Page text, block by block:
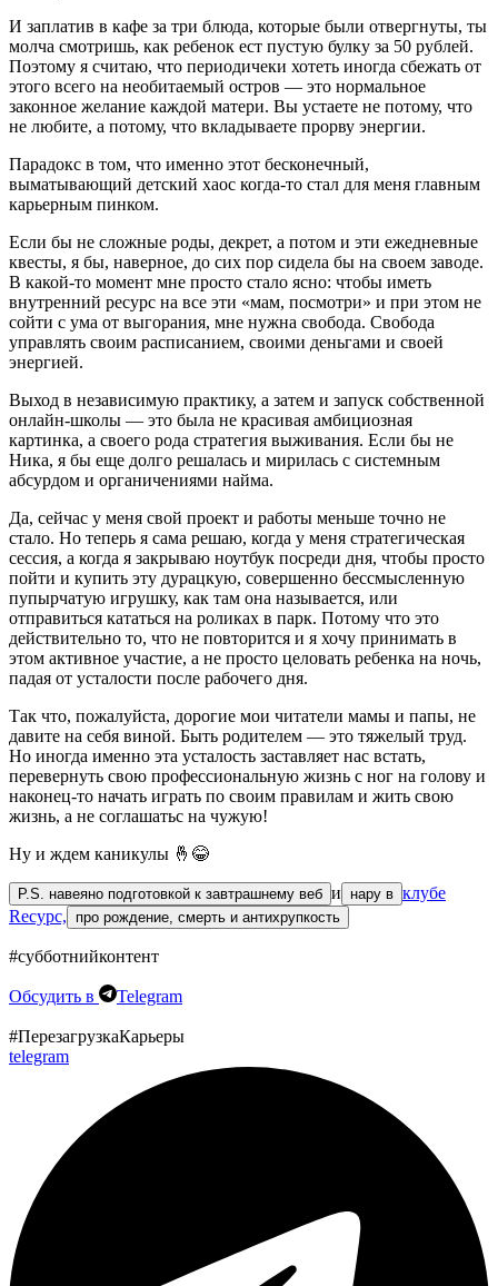
И заплатив в кафе за три блюда, которые были отвергнуты, ты
молча смотришь, как ребенок ест пустую булку за 50 рублей.
Поэтому я считаю, что периодичеки хотеть иногда сбежать от
этого всего на необитаемый остров — это нормальное
законное желание каждой матери. Вы устаете не потому, что
не любите, а потому, что вкладываете прорву энергии.
Парадокс в том, что именно этот бесконечный,
выматывающий детский хаос когда-то стал для меня главным
карьерным пинком.
Если бы не сложные роды, декрет, а потом и эти ежедневные
квесты, я бы, наверное, до сих пор сидела бы на своем заводе.
В какой-то момент мне просто стало ясно: чтобы иметь
внутренний ресурс на все эти «мам, посмотри» и при этом не
сойти с ума от выгорания, мне нужна свобода. Свобода
управлять своим расписанием, своими деньгами и своей
энергией.
Выход в независимую практику, а затем и запуск собственной
онлайн-школы — это была не красивая амбициозная
картинка, а своего рода стратегия выживания. Если бы не
Ника, я бы еще долго решалась и мирилась с системным
абсурдом и органичениями найма.
Да, сейчас у меня свой проект и работы меньше точно не
стало. Но теперь я сама решаю, когда у меня стратегическая
сессия, а когда я закрываю ноутбук посреди дня, чтобы просто
пойти и купить эту дурацкую, совершенно бессмысленную
пупырчатую игрушку, как там она называется, или
отправиться кататься на роликах в парк. Потому что это
действительно то, что не повторится и я хочу принимать в
этом активное участие, а не просто целовать ребенка на ночь,
падая от усталости после рабочего дня.
Так что, пожалуйста, дорогие мои читатели мамы и папы, не
давите на себя виной. Быть родителем — это тяжелый труд.
Но иногда именно эта усталость заставляет нас встать,
перевернуть свою профессиональную жизнь с ног на голову и
наконец-то начать играть по своим правилам и жить свою
жизнь, а не соглашатьс на чужую!
Ну и ждем каникулы 🤞😂
P.S. навеяно подготовкой к завтрашнему веб и нару в клубе
Rесурс,
про рождение, смерть и антихрупкость
#субботнийконтент
Обсудить в Telegram
#ПерезагрузкаКарьеры
telegram